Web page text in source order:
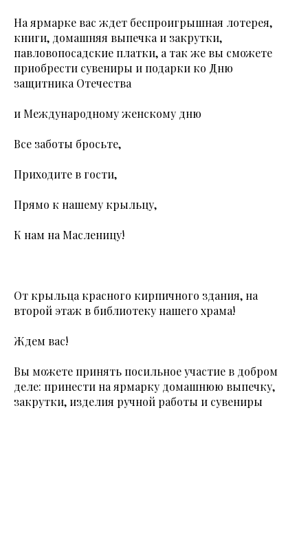
На ярмарке вас ждет беспроигрышная лотерея,
книги, домашняя выпечка и закрутки,
павловопосадские платки, а так же вы сможете
приобрести сувениры и подарки ко Дню
защитника Отечества
и Международному женскому дню
Все заботы бросьте,
Приходите в гости,
Прямо к нашему крыльцу,
К нам на Масленицу!
От крыльца красного кирпичного здания, на
второй этаж в библиотеку нашего храма!
Ждем вас!
Вы можете принять посильное участие в добром
деле: принести на ярмарку домашнюю выпечку,
закрутки, изделия ручной работы и сувениры